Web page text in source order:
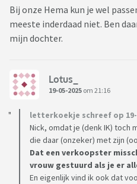
Bij onze Hema kun je wel
meeste inderdaad niet. Ben
mijn dochter.
Lotus_
19-05-2025 om 21:16
letterkoekje schreef op 19-
Nick, omdat je (denk IK) toch
die daar (onzeker) met zijn
Dat een verkoopster
vrouw gestuurd als je er
En eigenlijk vind ik ook dat